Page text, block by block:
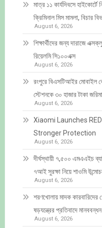
মাত্র ১১ কার্যদিবসে
ক্রিমিনাল মিস মামলা, বিচার
August 6, 2026
শিক্ষার্থীদের জন্য দারাজে
রিয়েলমি সি১০০এক্স
August 6, 2026
রংপুরে বিএসটিআইর মোবাইল
স্টেশনকে ৩০ হাজার টাকা
August 6, 2026
Xiaomi Launches
Stronger Protection
August 6, 2026
দীর্ঘস্থায়ী ৭,৫০০ এমএএইচ
৭আই সুরক্ষা নিয়ে শাওমি
August 6, 2026
শরণখোলায় মাদক
ষড়যন্ত্রের প্রতিবাদে মানববন্ধন
August 6, 2026